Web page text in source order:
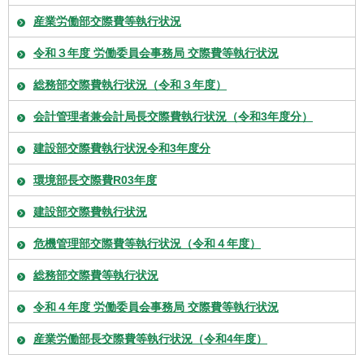
産業労働部交際費等執行状況
令和３年度 労働委員会事務局 交際費等執行状況
総務部交際費執行状況（令和３年度）
会計管理者兼会計局長交際費執行状況（令和3年度分）
建設部交際費執行状況令和3年度分
環境部長交際費R03年度
建設部交際費執行状況
危機管理部交際費等執行状況（令和４年度）
総務部交際費等執行状況
令和４年度 労働委員会事務局 交際費等執行状況
産業労働部長交際費等執行状況（令和4年度）